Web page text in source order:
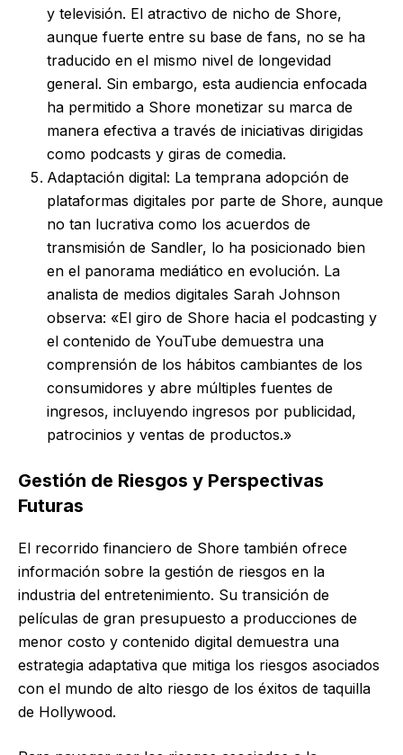
y televisión. El atractivo de nicho de Shore,
aunque fuerte entre su base de fans, no se ha
traducido en el mismo nivel de longevidad
general. Sin embargo, esta audiencia enfocada
ha permitido a Shore monetizar su marca de
manera efectiva a través de iniciativas dirigidas
como podcasts y giras de comedia.
Adaptación digital: La temprana adopción de
plataformas digitales por parte de Shore, aunque
no tan lucrativa como los acuerdos de
transmisión de Sandler, lo ha posicionado bien
en el panorama mediático en evolución. La
analista de medios digitales Sarah Johnson
observa: «El giro de Shore hacia el podcasting y
el contenido de YouTube demuestra una
comprensión de los hábitos cambiantes de los
consumidores y abre múltiples fuentes de
ingresos, incluyendo ingresos por publicidad,
patrocinios y ventas de productos.»
Gestión de Riesgos y Perspectivas
Futuras
El recorrido financiero de Shore también ofrece
información sobre la gestión de riesgos en la
industria del entretenimiento. Su transición de
películas de gran presupuesto a producciones de
menor costo y contenido digital demuestra una
estrategia adaptativa que mitiga los riesgos asociados
con el mundo de alto riesgo de los éxitos de taquilla
de Hollywood.